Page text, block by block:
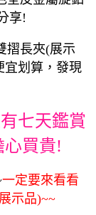
享!
摺長夾(展示
宜划算，發現
七天鑑賞
心買貴!
一定要來看看
示品)~~